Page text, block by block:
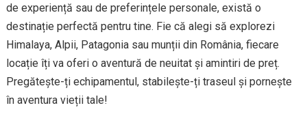
de experiență sau de preferințele personale, există o
destinație perfectă pentru tine. Fie că alegi să explorezi
Himalaya, Alpii, Patagonia sau munții din România, fiecare
locație îți va oferi o aventură de neuitat și amintiri de preț.
Pregătește-ți echipamentul, stabilește-ți traseul și pornește
în aventura vieții tale!